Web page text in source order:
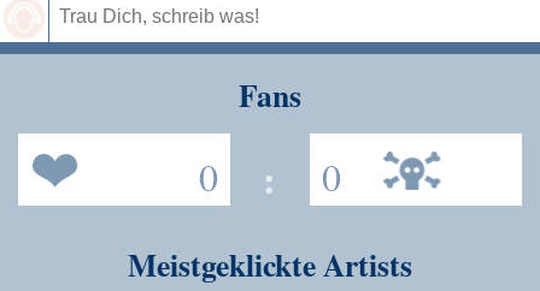
Fans
0 : 0
Meistgeklickte Artists